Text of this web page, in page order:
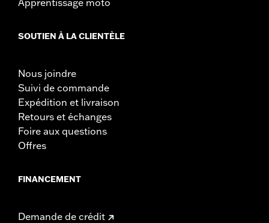
SOUTIEN À LA CLIENTÈLE
Nous joindre
Suivi de commande
Expédition et livraison
Retours et échanges
Foire aux questions
Offres
FINANCEMENT
Demande de crédit